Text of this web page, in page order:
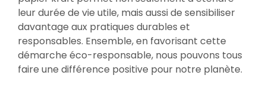
leur durée de vie utile, mais aussi de sensibiliser
davantage aux pratiques durables et
responsables. Ensemble, en favorisant cette
démarche éco-responsable, nous pouvons tous
faire une différence positive pour notre planète.